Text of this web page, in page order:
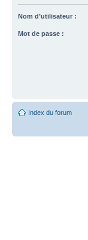
Nom d’utilisateur :
Mot de passe :
Index du forum